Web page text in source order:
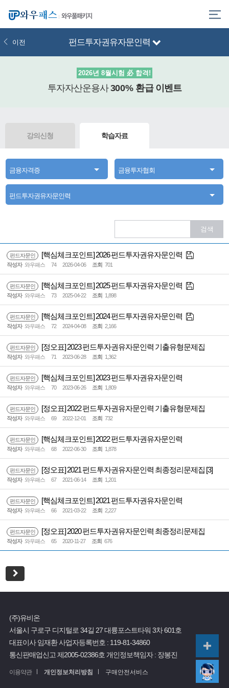
와우풀패키지
펀드투자권유자문인력
이전
2026년 8월시험 必 합격!
투자자산운용사300% 환급이벤트
강의신청 학습자료
금융자격증 금융투자협회
펀드투자권유자문인력
펀드자문인 [핵심체크포인트] 2026 펀드투자권유자문인력
작성자 와우패스 74 2026-04-06 조회 701
펀드자문인 [핵심체크포인트] 2025 펀드투자권유자문인력
작성자 와우패스 73 2025-04-22 조회 1,898
펀드자문인 [핵심체크포인트] 2024 펀드투자권유자문인력
작성자 와우패스 72 2024-04-08 조회 2,166
펀드자문인 [정오표] 2023 펀드투자권유자문인력 기출유형문제집
작성자 와우패스 71 2023-06-28 조회 1,362
펀드자문인 [핵심체크포인트] 2023 펀드투자권유자문인력
작성자 와우패스 70 2023-06-26 조회 1,809
펀드자문인 [정오표] 2022 펀드투자권유자문인력 기출유형문제집
작성자 와우패스 69 2022-12-01 조회 732
펀드자문인 [핵심체크포인트] 2022 펀드투자권유자문인력
작성자 와우패스 68 2022-06-30 조회 1,878
펀드자문인 [정오표] 2021 펀드투자권유자문인력 최종정리문제집 [3]
작성자 와우패스 67 2021-06-14 조회 1,201
펀드자문인 [핵심체크포인트] 2021 펀드투자권유자문인력
작성자 와우패스 66 2021-03-22 조회 2,227
펀드자문인 [정오표] 2020 펀드투자권유자문인력 최종정리문제집
작성자 와우패스 65 2020-11-27 조회 676
(주)유비온
서울시 구로구 디지털로 34길 27 대륭포스트타워 3차 601호
대표이사 임재환 사업자등록번호 : 119-81-34860
통신판매업신고 제2005-02386호 개인정보책임자 : 장봉진
이용약관 개인정보처리방침 구매안전서비스